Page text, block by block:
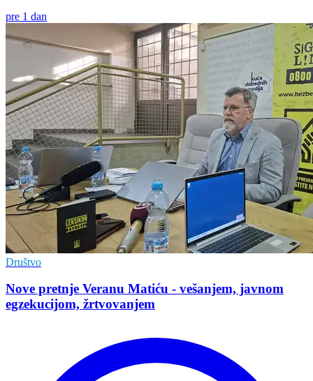
pre 1 dan
Društvo
Nove pretnje Veranu Matiću - vešanjem, javnom
egzekucijom, žrtvovanjem